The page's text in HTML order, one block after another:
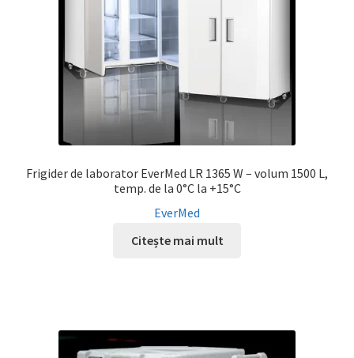
Frigider de laborator EverMed LR 1365 W – volum 1500 L,
temp. de la 0°C la +15°C
EverMed
Citește mai mult